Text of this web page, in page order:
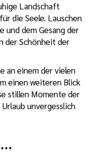
Landschaft
die Seele. Lauschen
und dem Gesang der
der Schönheit der
an einem der vielen
einen weiteren Blick
stillen Momente der
unvergesslich